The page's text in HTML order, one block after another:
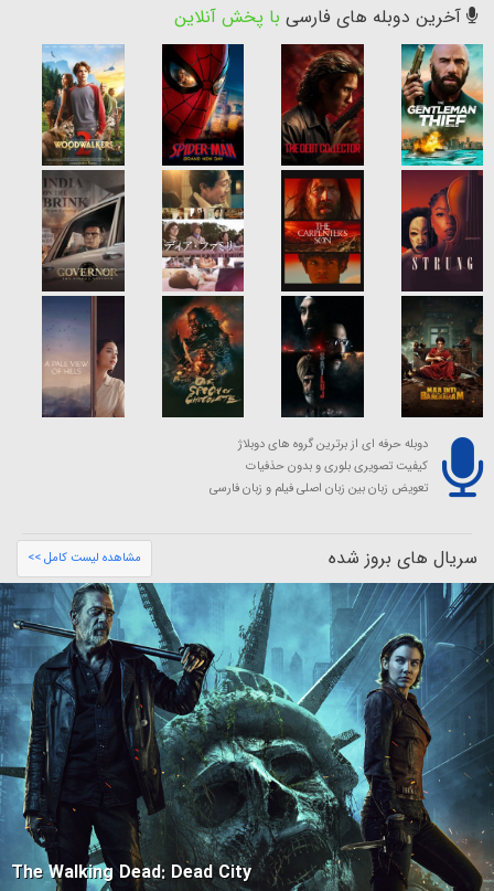
آخرین دوبله های فارسی با پخش آنلاین
دوبله حرفه ای از برترین گروه های دوبلاژ
کیفیت تصویری بلوری و بدون حذفیات
تعویض زبان بین زبان اصلی فیلم و زبان فارسی
سریال های بروز شده مشاهده لیست کامل >>
The Walking Dead: Dead City